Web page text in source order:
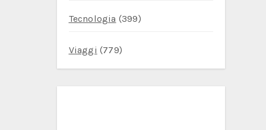
Tecnologia (399)
Viaggi (779)